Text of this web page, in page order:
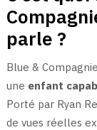
parle ?
Blue &
une enfant
Porté par Ryan
de vues réelles